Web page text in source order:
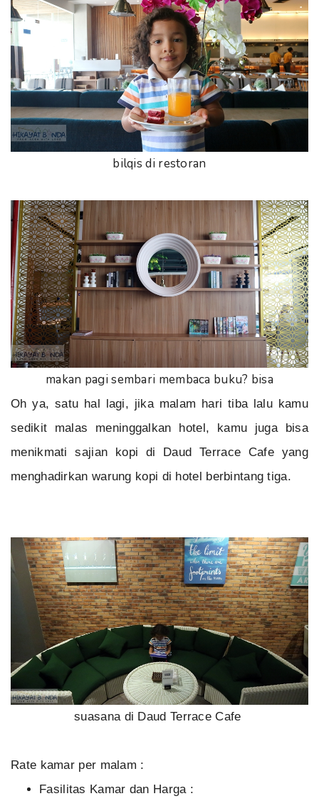
bilqis di restoran
makan pagi sembari membaca buku? bisa
Oh ya, satu hal lagi, jika malam hari tiba lalu kamu
sedikit malas meninggalkan hotel, kamu juga bisa
menikmati sajian kopi di Daud Terrace Cafe yang
menghadirkan warung kopi di hotel berbintang tiga.
suasana di Daud Terrace Cafe
Rate kamar per malam :
Fasilitas Kamar dan Harga :